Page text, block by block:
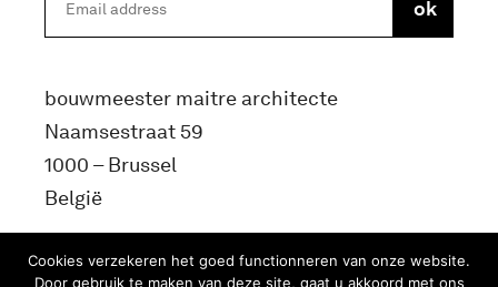
bouwmeester maitre architecte
Naamsestraat 59
1000 – Brussel
België
info@bma.brussels
Cookies verzekeren het goed functionneren van onze website.
Door gebruik te maken van deze site, gaat u akkoord met ons